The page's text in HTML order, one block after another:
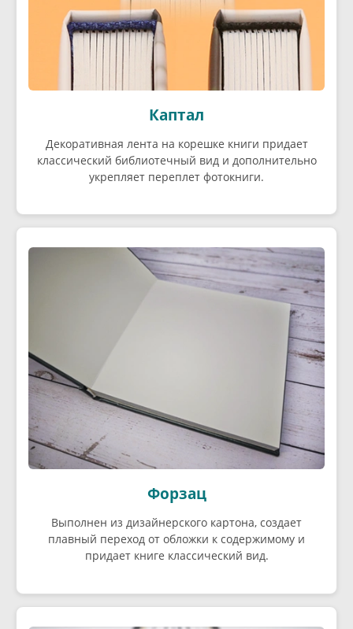
Каптал
Декоративная лента на корешке книги придает
классический библиотечный вид и дополнительно
укрепляет переплет фотокниги.
Форзац
Выполнен из дизайнерского картона, создает
плавный переход от обложки к содержимому и
придает книге классический вид.